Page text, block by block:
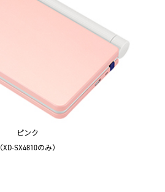
ピンク
（XD-SX4810のみ）